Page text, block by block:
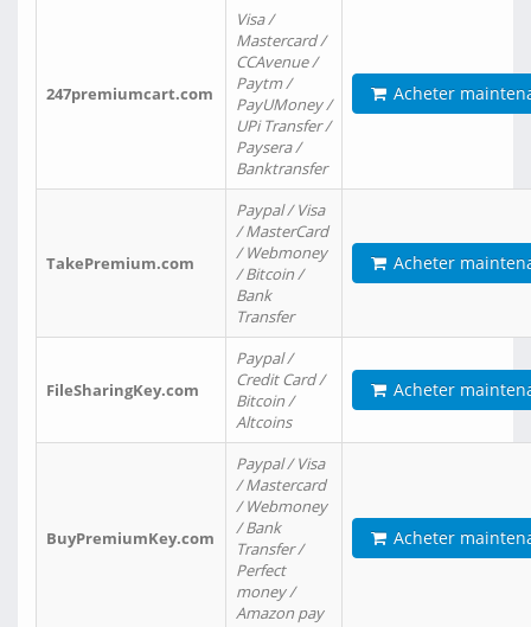
247premiumcart.com
Visa /
Mastercard /
CCAvenue /
Paytm /
PayUMoney /
UPi Transfer /
Paysera /
Banktransfer
Acheter
TakePremium.com
Paypal / Visa
/ MasterCard
/ Webmoney
/ Bitcoin /
Bank
Transfer
Acheter
FileSharingKey.com
Paypal /
Credit Card /
Bitcoin /
Altcoins
Acheter
BuyPremiumKey.com
Paypal / Visa
/ Mastercard
/ Webmoney
/ Bank
Transfer /
Perfect
money /
Amazon pay
Acheter